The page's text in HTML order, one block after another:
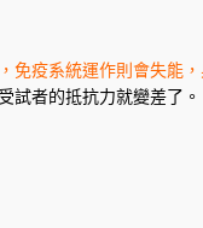
疫系統運作則會失能
試者的抵抗力就變差了。